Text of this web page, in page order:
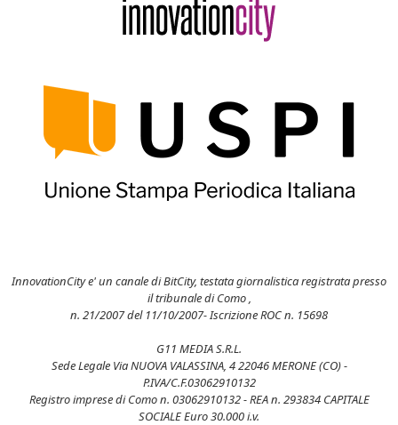
InnovationCity e' un canale di BitCity, testata giornalistica registrata presso
il tribunale di Como ,
n. 21/2007 del 11/10/2007- Iscrizione ROC n. 15698
G11 MEDIA S.R.L.
Sede Legale Via NUOVA VALASSINA, 4 22046 MERONE (CO) -
P.IVA/C.F.03062910132
Registro imprese di Como n. 03062910132 - REA n. 293834 CAPITALE
SOCIALE Euro 30.000 i.v.